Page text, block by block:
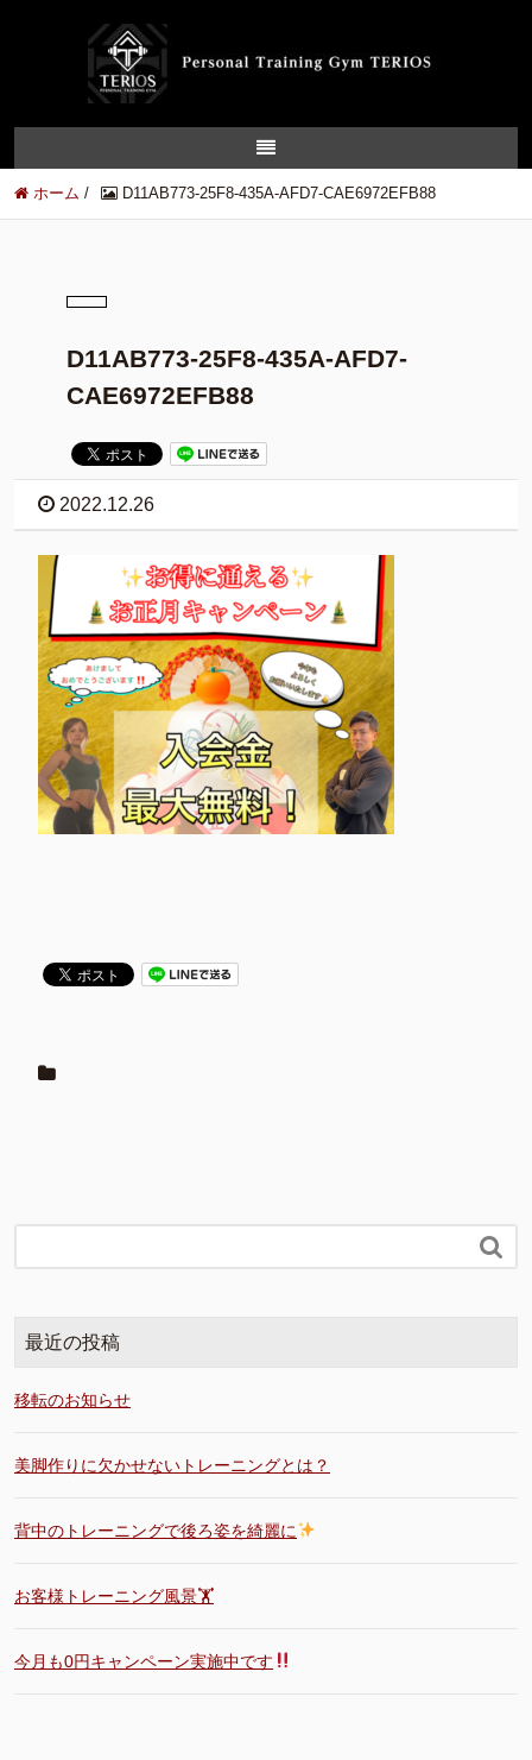
ホーム / D11AB773-25F8-435A-AFD7-CAE6972EFB88
D11AB773-25F8-435A-AFD7-
CAE6972EFB88
2022.12.26

最近の投稿
移転のお知らせ
美脚作りに欠かせないトレーニングとは？
背中のトレーニングで後ろ姿を綺麗に
お客様トレーニング風景🏋️
今月も0円キャンペーン実施中です